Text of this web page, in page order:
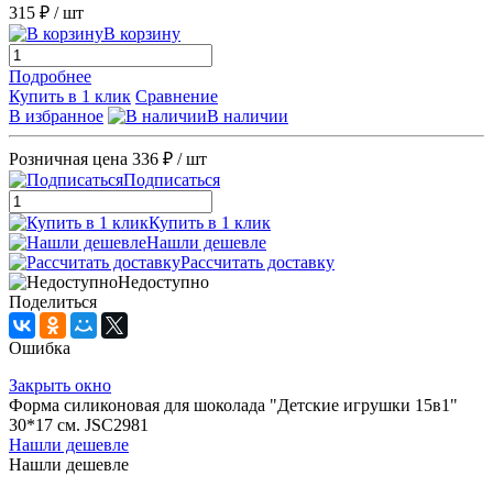
315 ₽ / шт
В корзину
Подробнее
Купить в 1 клик Сравнение
В избранное
В наличии
Розничная цена 336 ₽ / шт
Подписаться
Купить в 1 клик
Нашли дешевле
Рассчитать доставку
Недоступно
Поделиться
Ошибка
Закрыть окно
Форма силиконовая для шоколада "Детские игрушки 15в1"
30*17 см. JSC2981
Нашли дешевле
Нашли дешевле